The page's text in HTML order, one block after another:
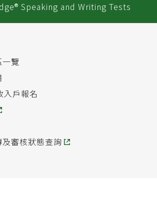
Speaking and Writing Tests
覽
入戶報名
審核狀態查詢